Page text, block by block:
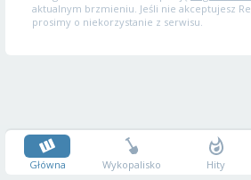
aktualnym brzmieniu. Jeśli nie akceptujesz
prosimy o niekorzystanie z serwisu.
Główna Wykopalisko Hity